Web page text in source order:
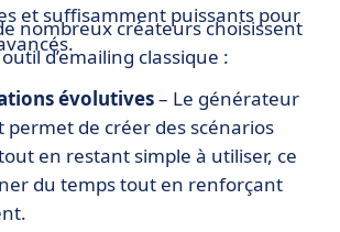
et suffisamment puissants pour
nombreux créateurs choisissent
d’emailing classique :
évolutives– Le générateur
permet de créer des scénarios
en restant simple à utiliser, ce
du temps tout en renforçant